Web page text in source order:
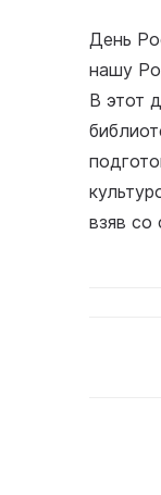
День
нашу
В этот
взяв со